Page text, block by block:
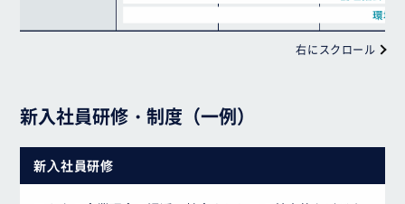
右にスクロール
新入社員研修・制度（一例）
新⼊社員研修